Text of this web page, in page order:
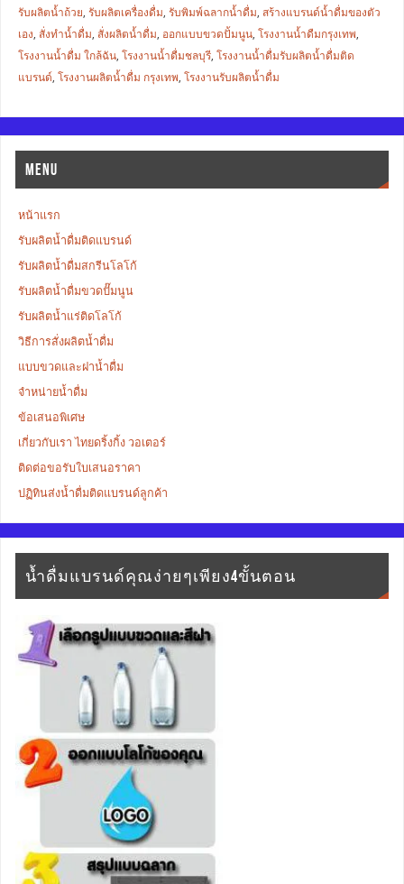
รับผลิตน้ำถ้วย, รับผลิตเครื่องดื่ม, รับพิมพ์ฉลากน้ำดื่ม, สร้างแบรนด์น้ำดื่มของตัว
เอง, สั่งทำน้ำดื่ม, สั่งผลิตน้ำดื่ม, ออกแบบขวดปั้มนูน, โรงงานน้ำดืมกรุงเทพ,
โรงงานน้ำดื่ม ใกล้ฉัน, โรงงานน้ำดื่มชลบุรี, โรงงานน้ำดื่มรับผลิตน้ำดื่มติด
แบรนด์, โรงงานผลิตน้ำดื่ม กรุงเทพ, โรงงานรับผลิตน้ำดื่ม
MENU
หน้าแรก
รับผลิตน้ำดื่มติดแบรนด์
รับผลิตน้ำดื่มสกรีนโลโก้
รับผลิตน้ำดื่มขวดปั๊มนูน
รับผลิตน้ำแร่ติดโลโก้
วิธีการสั่งผลิตน้ำดื่ม
แบบขวดและฝาน้ำดื่ม
จำหน่ายน้ำดื่ม
ข้อเสนอพิเศษ
เกี่ยวกับเรา ไทยดริ้งกิ้ง วอเตอร์
ติดต่อขอรับใบเสนอราคา
ปฏิทินส่งน้ำดื่มติดแบรนด์ลูกค้า
น้ำดื่มแบรนด์คุณง่ายๆเพียง4ขั้นตอน